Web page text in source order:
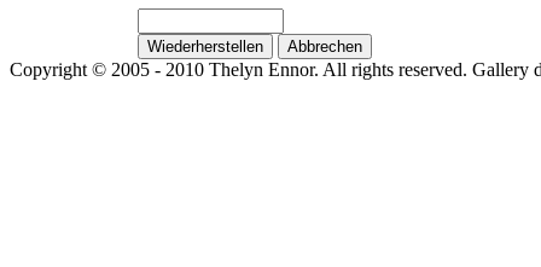
Copyright © 2005 - 2010 Thelyn Ennor. All rights reserved. Gallery